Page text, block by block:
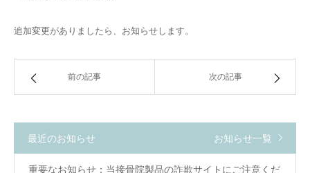
追加変更がありましたら、お知らせします。
前の記事 次の記事
最近のお知らせ お知らせ一覧
重要なお知らせ：当接骨院製品の詐欺サイトにご注意くだ